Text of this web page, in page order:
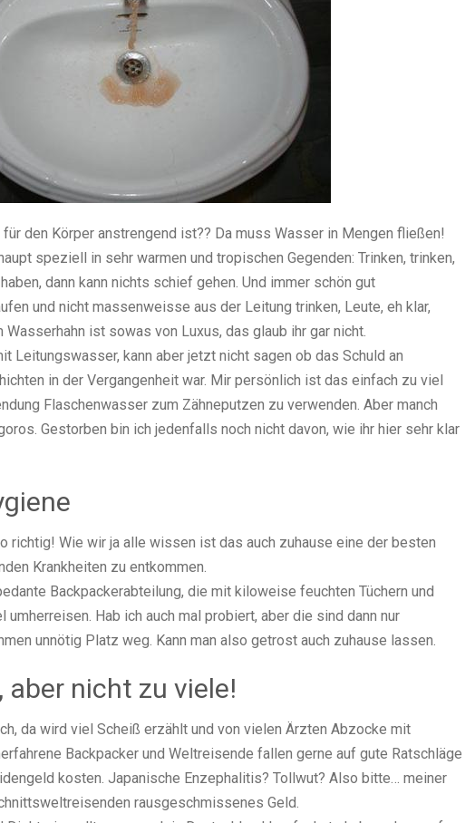
den Körper anstrengend ist?? Da muss Wasser in Mengen fließen!
speziell in sehr warmen und tropischen Gegenden: Trinken, trinken,
dann kann nichts schief gehen. Und immer schön gut
und nicht massenweisse aus der Leitung trinken, Leute, eh klar,
ist sowas von Luxus, das glaub ihr gar nicht.
Leitungswasser, kann aber jetzt nicht sagen ob das Schuld an
in der Vergangenheit war. Mir persönlich ist das einfach zu viel
Flaschenwasser zum Zähneputzen zu verwenden. Aber manch
Gestorben bin ich jedenfalls noch nicht davon, wie ihr hier sehr klar
richtig! Wie wir ja alle wissen ist das auch zuhause eine der besten
Krankheiten zu entkommen.
Backpackerabteilung, die mit kiloweise feuchten Tüchern und
Hab ich auch mal probiert, aber die sind dann nur
unnötig Platz weg. Kann man also getrost auch zuhause lassen.
nicht zu viele!
da wird viel Scheiß erzählt und von vielen Ärzten Abzocke mit
Backpacker und Weltreisende fallen gerne auf gute Ratschläge
kosten. Japanische Enzephalitis? Tollwut? Also bitte… meiner
rausgeschmissenes Geld.